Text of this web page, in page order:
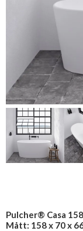
Pulcher® Casa
Mått: 158 x 70 x